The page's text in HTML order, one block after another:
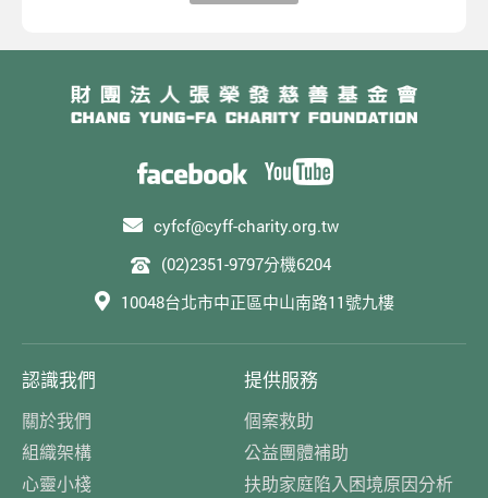
cyfcf@cyff-charity.org.tw
(02)2351-9797分機6204
10048台北市中正區中山南路11號九樓
認識我們
關於我們
組織架構
心靈小棧
提供服務
個案救助
公益團體補助
扶助家庭陷入困境原因分析